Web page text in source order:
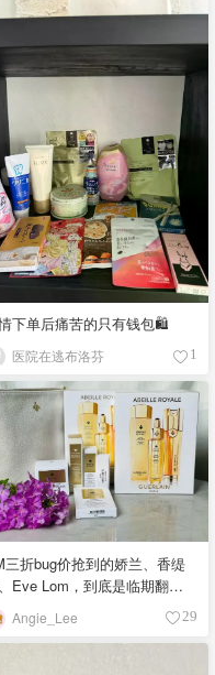
下单后痛苦的只有钱包🛍
医院在逃布洛芬 1
三折bug价抢到的娇兰、香缇
Eve Lom，到底是临期翻车
真香现场？
Angie_Lee 29